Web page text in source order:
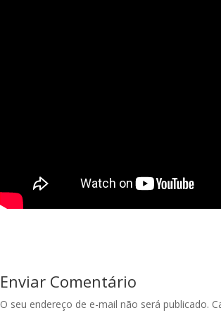
Enviar Comentário
O seu endereço de e-mail não será publicado.